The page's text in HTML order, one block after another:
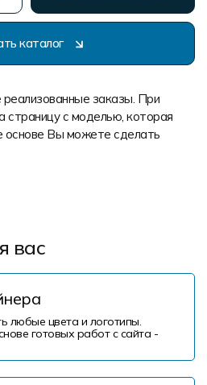
каталог
заказы. При
с моделью, которая
основе Вы можете сделать
вас
любые цвета и логотипы.
готовых работ с сайта -